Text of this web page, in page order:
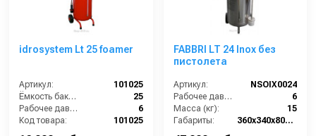
idrosystem Lt 25 foamer
Артикул:
101025
Ёмкость бака (л):
25
Рабочее давление (бар):
6
Код товара:
101025
FABBRI LT 24 Inox без
пистолета
Артикул:
NSOIX0024
Рабочее давление (бар):
6
Масса (кг):
15
Габариты:
360х340х800 мм
Объем ресивера: